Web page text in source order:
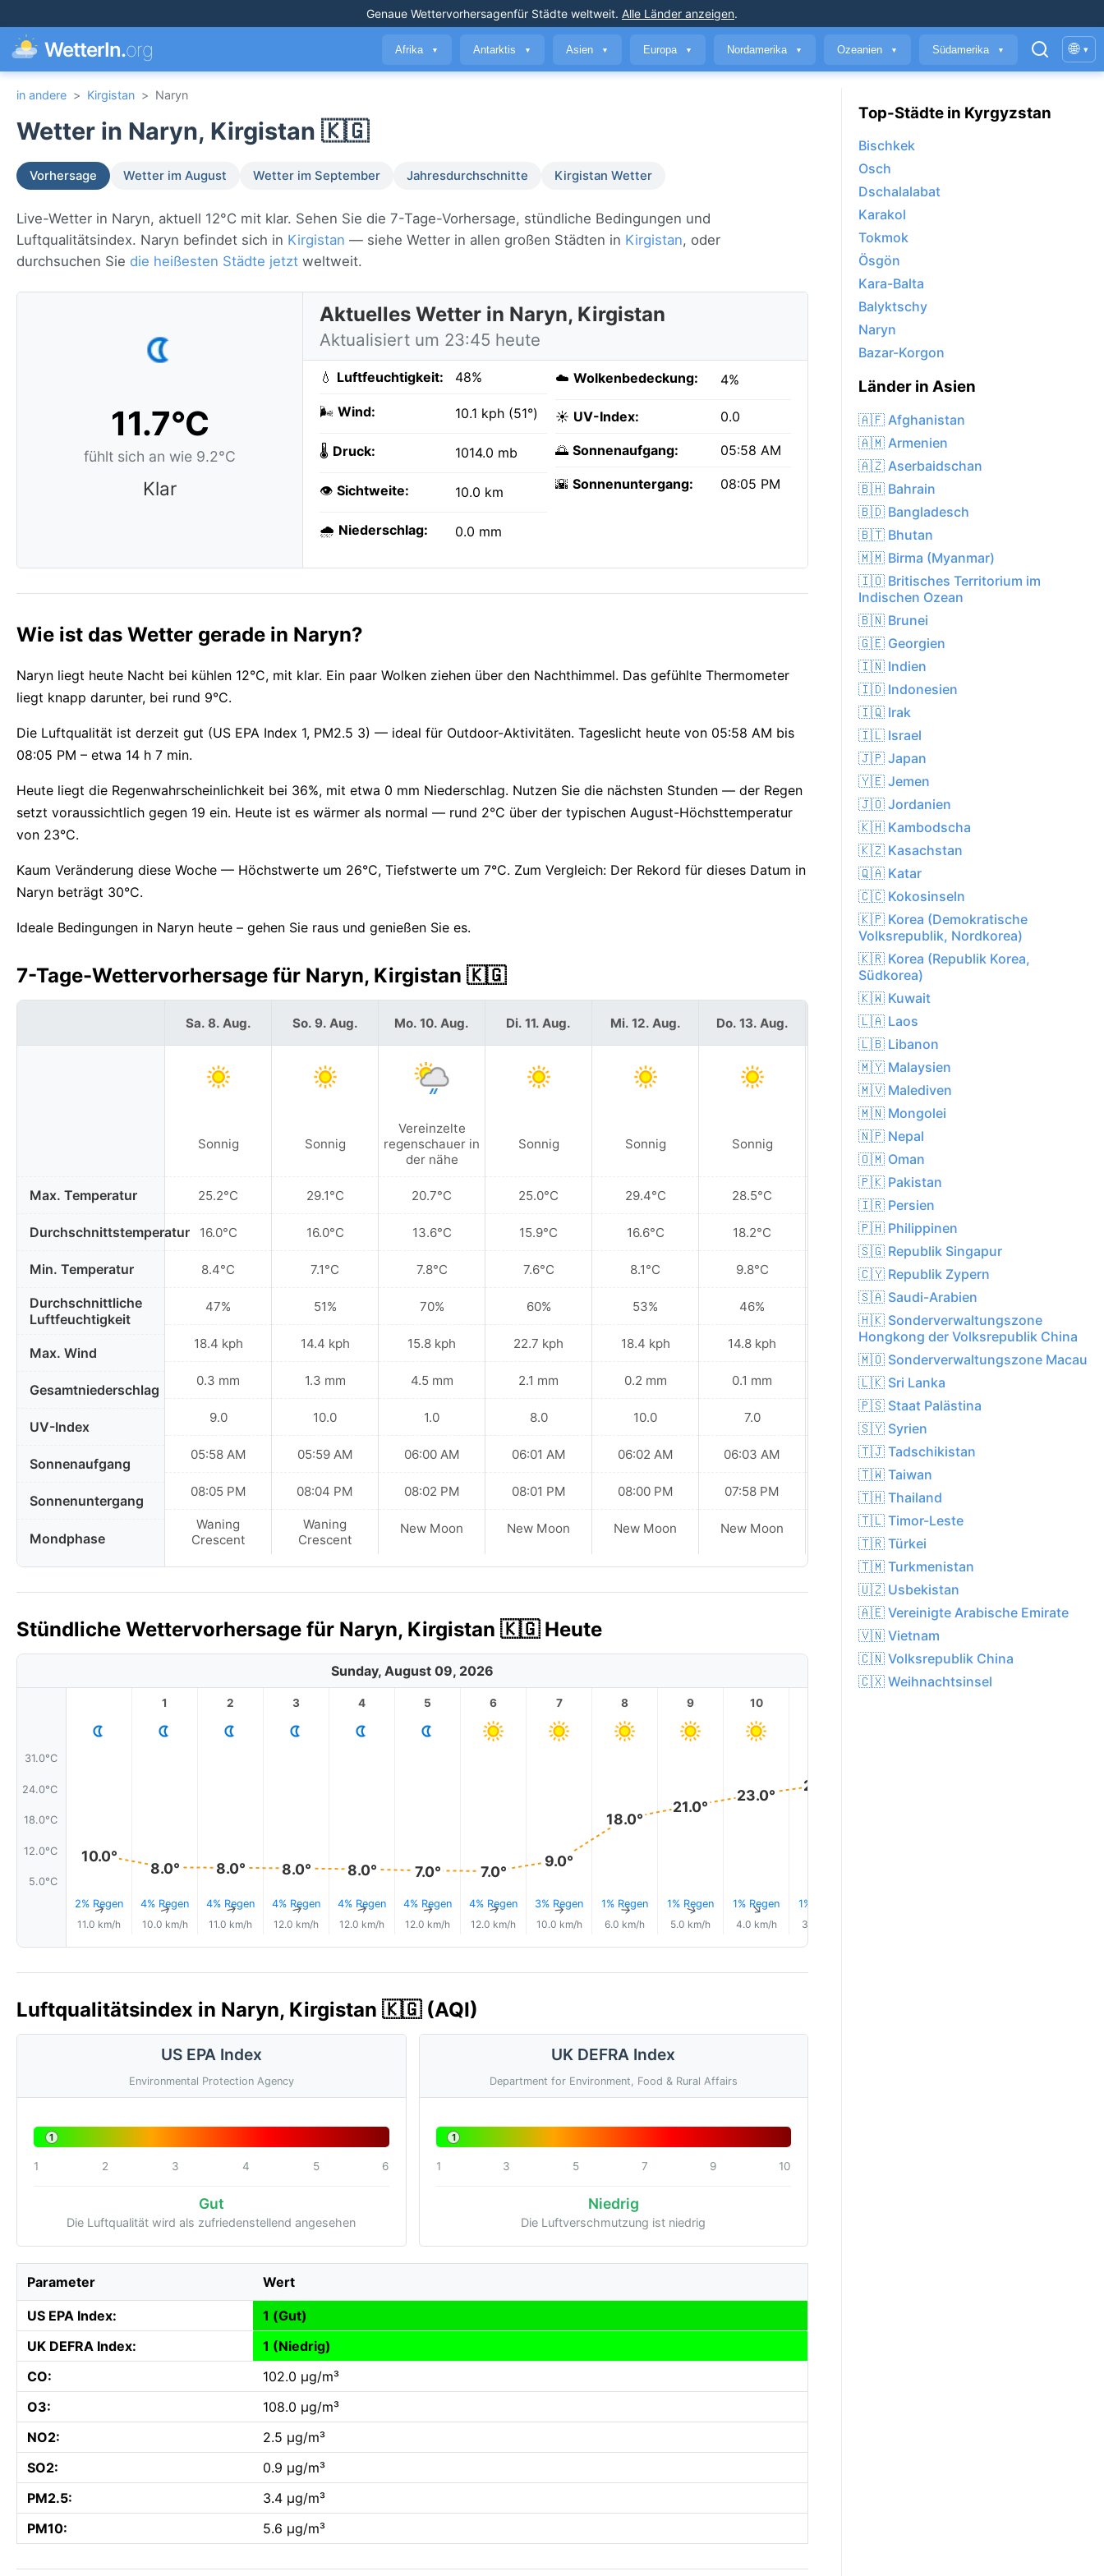
Genaue Wettervorhersagenfür Städte weltweit. Alle Länder anzeigen.
WetterIn.org Afrika ▼ Antarktis ▼ Asien ▼ Europa ▼ Nordamerika ▼ Ozeanien ▼ Südamerika ▼ 🌐 ▾
in andere > Kirgistan > Naryn
Wetter in Naryn, Kirgistan 🇰🇬
Vorhersage Wetter im August Wetter im September Jahresdurchschnitte Kirgistan Wetter
Live-Wetter in Naryn, aktuell 12°C mit klar. Sehen Sie die 7-Tage-Vorhersage, stündliche Bedingungen und
Luftqualitätsindex. Naryn befindet sich in Kirgistan — siehe Wetter in allen großen Städten in Kirgistan, oder
durchsuchen Sie die heißesten Städte jetzt weltweit.
11.7°C
fühlt sich an wie 9.2°C
Klar
Aktuelles Wetter in Naryn, Kirgistan
Aktualisiert um 23:45 heute
💧 Luftfeuchtigkeit: 48%
🌬️ Wind: 10.1 kph (51°)
🌡️ Druck: 1014.0 mb
👁️ Sichtweite: 10.0 km
🌧️ Niederschlag: 0.0 mm
☁️ Wolkenbedeckung: 4%
☀️ UV-Index: 0.0
🌅 Sonnenaufgang: 05:58 AM
🌇 Sonnenuntergang: 08:05 PM
Wie ist das Wetter gerade in Naryn?
Naryn liegt heute Nacht bei kühlen 12°C, mit klar. Ein paar Wolken ziehen über den Nachthimmel. Das gefühlte Thermometer
liegt knapp darunter, bei rund 9°C.
Die Luftqualität ist derzeit gut (US EPA Index 1, PM2.5 3) — ideal für Outdoor-Aktivitäten. Tageslicht heute von 05:58 AM bis
08:05 PM – etwa 14 h 7 min.
Heute liegt die Regenwahrscheinlichkeit bei 36%, mit etwa 0 mm Niederschlag. Nutzen Sie die nächsten Stunden — der Regen
setzt voraussichtlich gegen 19 ein. Heute ist es wärmer als normal — rund 2°C über der typischen August-Höchsttemperatur
von 23°C.
Kaum Veränderung diese Woche — Höchstwerte um 26°C, Tiefstwerte um 7°C. Zum Vergleich: Der Rekord für dieses Datum in
Naryn beträgt 30°C.
Ideale Bedingungen in Naryn heute – gehen Sie raus und genießen Sie es.
7-Tage-Wettervorhersage für Naryn, Kirgistan 🇰🇬
Max. Temperatur
Durchschnittstemperatur
Min. Temperatur
Durchschnittliche
Luftfeuchtigkeit
Max. Wind
Gesamtniederschlag
UV-Index
Sonnenaufgang
Sonnenuntergang
Mondphase
Sa. 8. Aug.
Sonnig
25.2°C
16.0°C
8.4°C
47%
18.4 kph
0.3 mm
9.0
05:58 AM
08:05 PM
Waning
Crescent
So. 9. Aug.
Sonnig
29.1°C
16.0°C
7.1°C
51%
14.4 kph
1.3 mm
10.0
05:59 AM
08:04 PM
Waning
Crescent
Mo. 10. Aug.
Vereinzelte
regenschauer in
der nähe
20.7°C
13.6°C
7.8°C
70%
15.8 kph
4.5 mm
1.0
06:00 AM
08:02 PM
New Moon
Di. 11. Aug.
Sonnig
25.0°C
15.9°C
7.6°C
60%
22.7 kph
2.1 mm
8.0
06:01 AM
08:01 PM
New Moon
Mi. 12. Aug.
Sonnig
29.4°C
16.6°C
8.1°C
53%
18.4 kph
0.2 mm
10.0
06:02 AM
08:00 PM
New Moon
Do. 13. Aug.
Sonnig
28.5°C
18.2°C
9.8°C
46%
14.8 kph
0.1 mm
7.0
06:03 AM
07:58 PM
New Moon
Fr. 14. Aug.
Sonnig
23.2°C
15.0°C
7.8°C
66%
18.4 kph
4.0 mm
6.0
06:04 AM
07:57 PM
Waxing
Crescent
Stündliche Wettervorhersage für Naryn, Kirgistan 🇰🇬 Heute
Sunday, August 09, 2026
31.0°C
24.0°C
18.0°C
12.0°C
5.0°C
10.0°
2% Regen
↑
11.0 km/h
1
8.0°
4% Regen
↑
10.0 km/h
2
8.0°
4% Regen
↑
11.0 km/h
3
8.0°
4% Regen
↑
12.0 km/h
4
8.0°
4% Regen
↑
12.0 km/h
5
7.0°
4% Regen
↑
12.0 km/h
6
7.0°
4% Regen
↑
12.0 km/h
7
9.0°
3% Regen
↑
10.0 km/h
8
18.0°
1% Regen
↑
6.0 km/h
9
21.0°
1% Regen
↑
5.0 km/h
10
23.0°
1% Regen
↑
4.0 km/h
25.0°
1% Regen
3.0 km/h
Luftqualitätsindex in Naryn, Kirgistan 🇰🇬 (AQI)
US EPA Index
Environmental Protection Agency
1
1 2 3 4 5 6
Gut
Die Luftqualität wird als zufriedenstellend angesehen
UK DEFRA Index
Department for Environment, Food & Rural Affairs
1
1 3 5 7 9 10
Niedrig
Die Luftverschmutzung ist niedrig
Parameter Wert
US EPA Index:
1 (Gut)
UK DEFRA Index:
1 (Niedrig)
CO:
102.0 µg/m³
O3:
108.0 µg/m³
NO2:
2.5 µg/m³
SO2:
0.9 µg/m³
PM2.5:
3.4 µg/m³
PM10:
5.6 µg/m³
Top-Städte in Kyrgyzstan
Bischkek
Osch
Dschalalabat
Karakol
Tokmok
Ösgön
Kara-Balta
Balyktschy
Naryn
Bazar-Korgon
Länder in Asien
🇦🇫 Afghanistan
🇦🇲 Armenien
🇦🇿 Aserbaidschan
🇧🇭 Bahrain
🇧🇩 Bangladesch
🇧🇹 Bhutan
🇲🇲 Birma (Myanmar)
🇮🇴 Britisches Territorium im
Indischen Ozean
🇧🇳 Brunei
🇬🇪 Georgien
🇮🇳 Indien
🇮🇩 Indonesien
🇮🇶 Irak
🇮🇱 Israel
🇯🇵 Japan
🇾🇪 Jemen
🇯🇴 Jordanien
🇰🇭 Kambodscha
🇰🇿 Kasachstan
🇶🇦 Katar
🇨🇨 Kokosinseln
🇰🇵 Korea (Demokratische
Volksrepublik, Nordkorea)
🇰🇷 Korea (Republik Korea,
Südkorea)
🇰🇼 Kuwait
🇱🇦 Laos
🇱🇧 Libanon
🇲🇾 Malaysien
🇲🇻 Malediven
🇲🇳 Mongolei
🇳🇵 Nepal
🇴🇲 Oman
🇵🇰 Pakistan
🇮🇷 Persien
🇵🇭 Philippinen
🇸🇬 Republik Singapur
🇨🇾 Republik Zypern
🇸🇦 Saudi-Arabien
🇭🇰 Sonderverwaltungszone
Hongkong der Volksrepublik China
🇲🇴 Sonderverwaltungszone Macau
🇱🇰 Sri Lanka
🇵🇸 Staat Palästina
🇸🇾 Syrien
🇹🇯 Tadschikistan
🇹🇼 Taiwan
🇹🇭 Thailand
🇹🇱 Timor-Leste
🇹🇷 Türkei
🇹🇲 Turkmenistan
🇺🇿 Usbekistan
🇦🇪 Vereinigte Arabische Emirate
🇻🇳 Vietnam
🇨🇳 Volksrepublik China
🇨🇽 Weihnachtsinsel